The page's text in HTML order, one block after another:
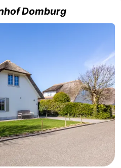
Domburg